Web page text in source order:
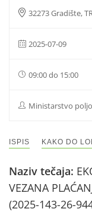
32273 Gradište,
2025-07-09
09:00 do 15:00
Ministarstvo
ISPIS KAKO DO
Naziv tečaja:
VEZANA
(2025-143-26-